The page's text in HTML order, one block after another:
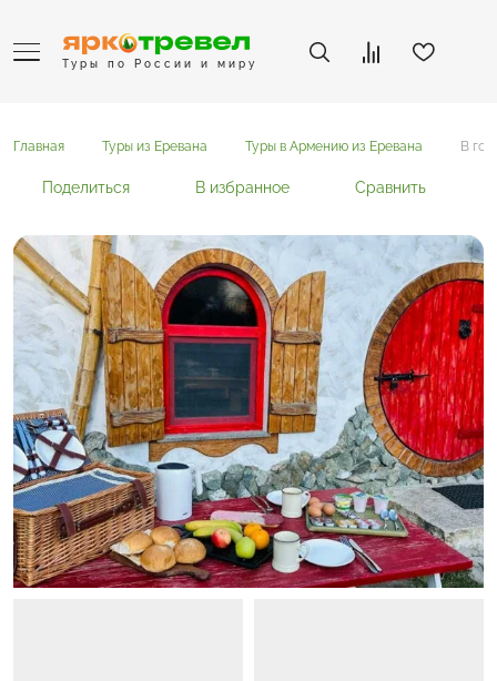
Туры по России и миру
Главная Туры из Еревана Туры в Армению из Еревана В
Поделиться В избранное Сравнить